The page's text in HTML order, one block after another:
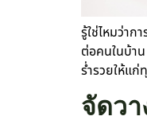
รู้ใช่ไหมว่าก
ต่อคนในบ้า
ร่ำรวยให้แก่
จัดวา